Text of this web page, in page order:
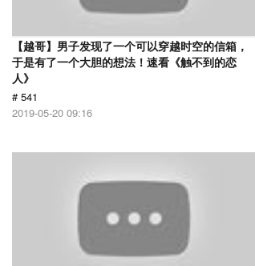
【越哥】男子发现了一个可以穿越时空的信箱，
于是有了一个大胆的想法！速看《触不到的恋
人》
# 541
2019-05-20 09:16